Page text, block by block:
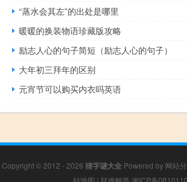
“蒸水会其左”的出处是哪里
暖暖的换装物语珍藏版攻略
励志人心的句子简短（励志人心的句子）
大年初三拜年的区别
元宵节可以购买内衣吗英语
Copyright © 2012 - 2026 猜字谜大全 Powered by 网站
站地图 | 疑难解答 湘ICP备